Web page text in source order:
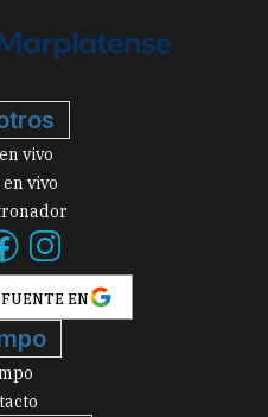
vivo
vivo
EN